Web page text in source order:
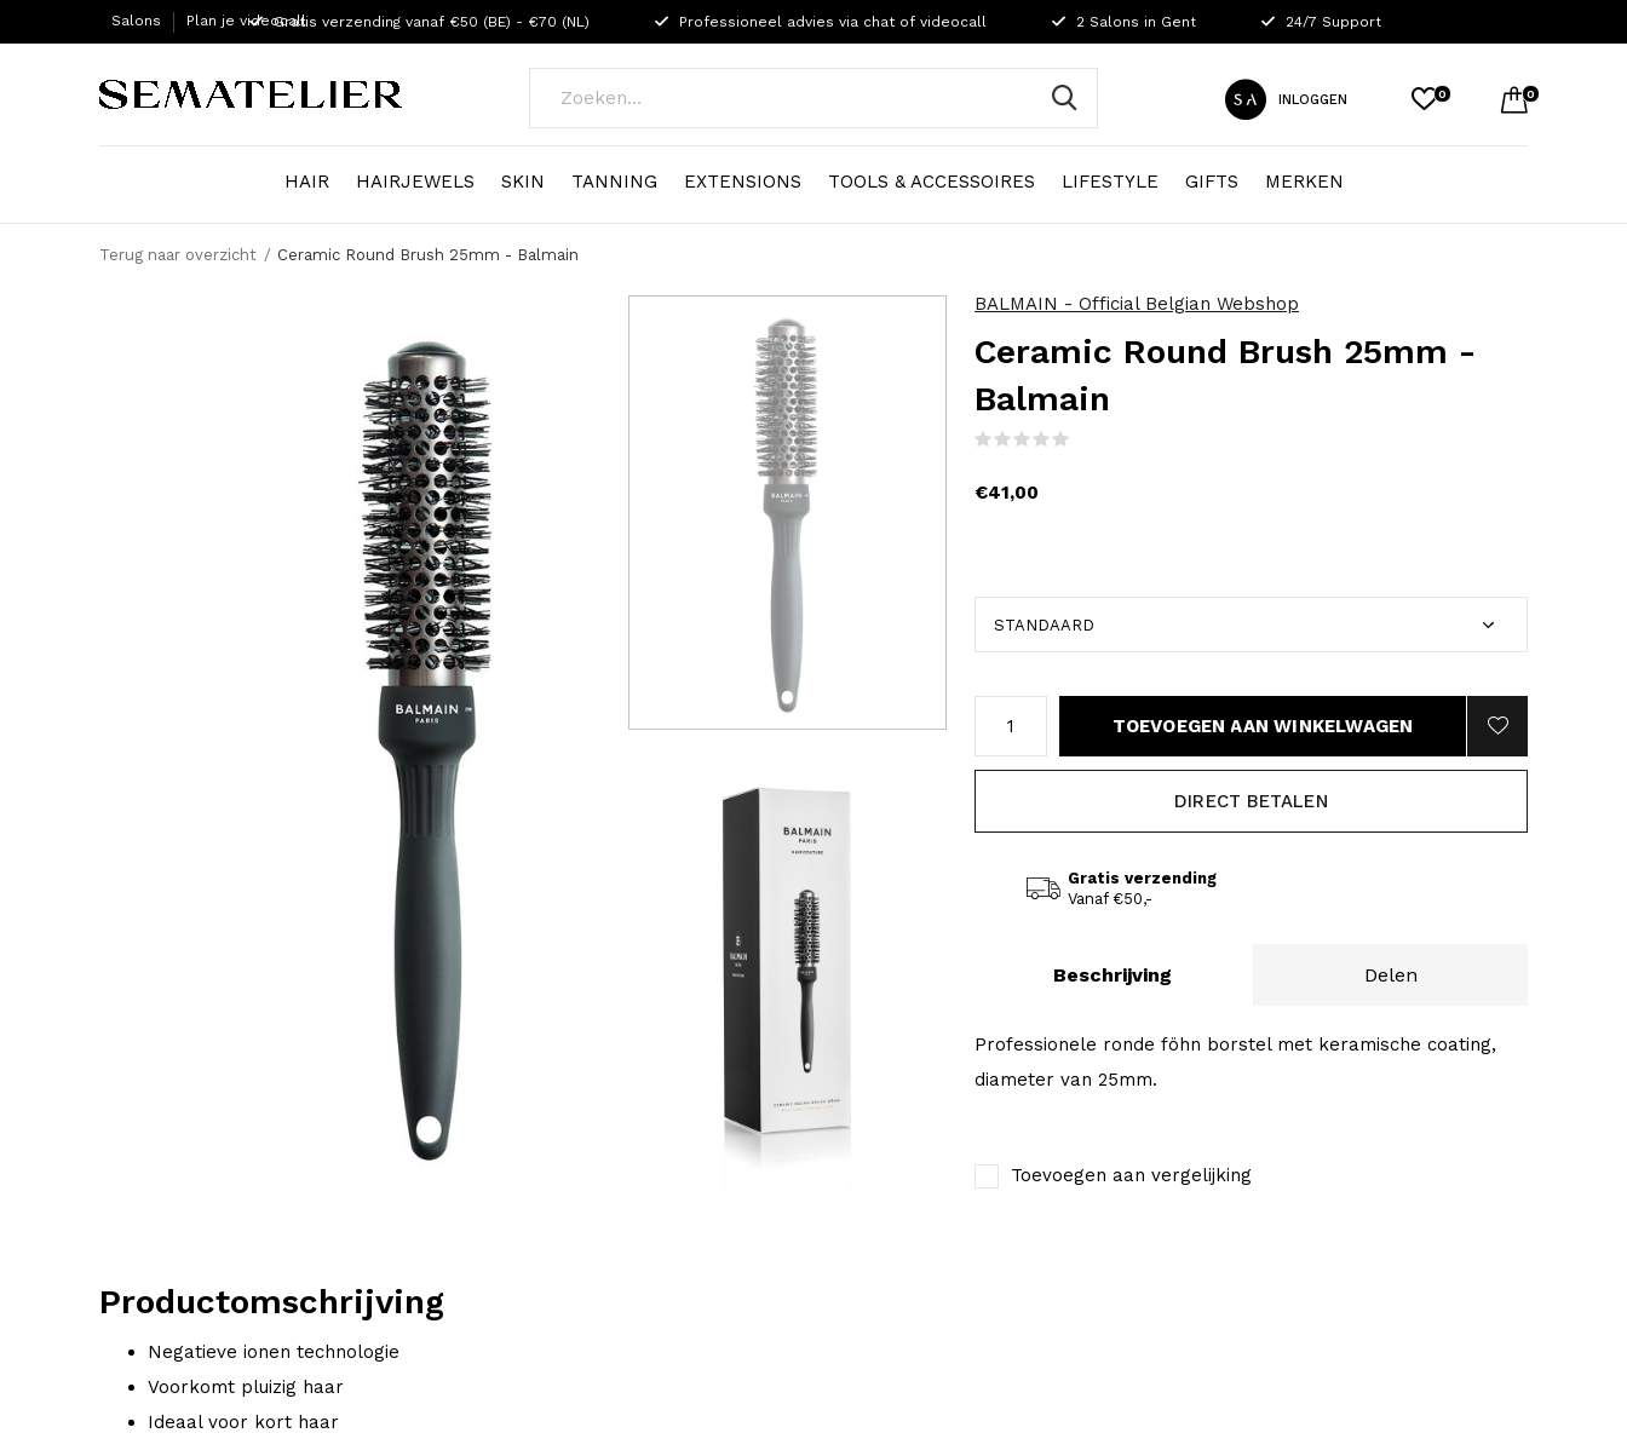
HAIR HAIRJEWELS SKIN TANNING EXTENSIONS TOOLS & ACCESSOIRES LIFESTYLE GIFTS MERKEN
INLOGGEN 0 0
Gratis verzending vanaf €50 (BE) - €70 (NL) Professioneel advies via chat of videocall 2 Salons in Gent 24/7 Support
Salons Plan je videocall
Terug naar overzicht Ceramic Round Brush 25mm - Balmain
BALMAIN - Official Belgian Webshop
Ceramic Round Brush 25mm -
Balmain
€41,00
TOEVOEGEN AAN WINKELWAGEN
DIRECT BETALEN
Gratis verzending
Vanaf €50,-
Beschrijving Delen
Professionele ronde föhn borstel met keramische coating,
diameter van 25mm.
Toevoegen aan vergelijking
Productomschrijving
Negatieve ionen technologie
Voorkomt pluizig haar
Ideaal voor kort haar